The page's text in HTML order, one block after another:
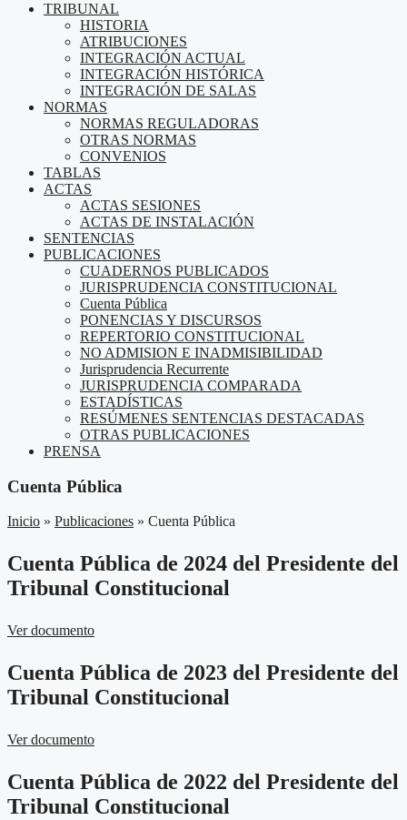
TRIBUNAL
HISTORIA
ATRIBUCIONES
INTEGRACIÓN ACTUAL
INTEGRACIÓN HISTÓRICA
INTEGRACIÓN DE SALAS
NORMAS
NORMAS REGULADORAS
OTRAS NORMAS
CONVENIOS
TABLAS
ACTAS
ACTAS SESIONES
ACTAS DE INSTALACIÓN
SENTENCIAS
PUBLICACIONES
CUADERNOS PUBLICADOS
JURISPRUDENCIA CONSTITUCIONAL
Cuenta Pública
PONENCIAS Y DISCURSOS
REPERTORIO CONSTITUCIONAL
NO ADMISION E INADMISIBILIDAD
Jurisprudencia Recurrente
JURISPRUDENCIA COMPARADA
ESTADÍSTICAS
RESÚMENES SENTENCIAS DESTACADAS
OTRAS PUBLICACIONES
PRENSA
Cuenta Pública
Inicio » Publicaciones » Cuenta Pública
Cuenta Pública de 2024 del Presidente del
Tribunal Constitucional
Ver documento
Cuenta Pública de 2023 del Presidente del
Tribunal Constitucional
Ver documento
Cuenta Pública de 2022 del Presidente del
Tribunal Constitucional